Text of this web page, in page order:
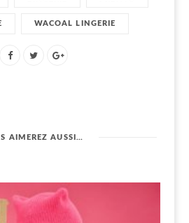
WACOAL LINGERIE
AIMEREZ AUSSI…